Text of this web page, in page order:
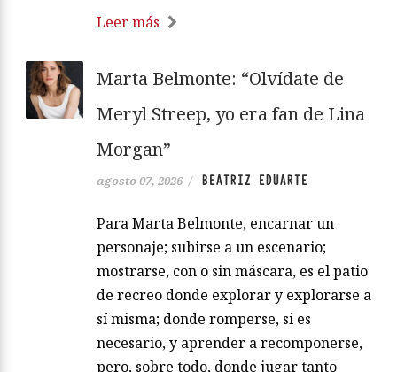
Leer más
Marta Belmonte: “Olvídate de
Meryl Streep, yo era fan de Lina
Morgan”
agosto 07, 2026 / BEATRIZ EDUARTE
Para Marta Belmonte, encarnar un
personaje; subirse a un escenario;
mostrarse, con o sin máscara, es el patio
de recreo donde explorar y explorarse a
sí misma; donde romperse, si es
necesario, y aprender a recomponerse,
pero, sobre todo, donde jugar tanto